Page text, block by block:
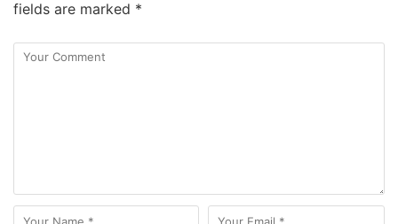
fields are marked *